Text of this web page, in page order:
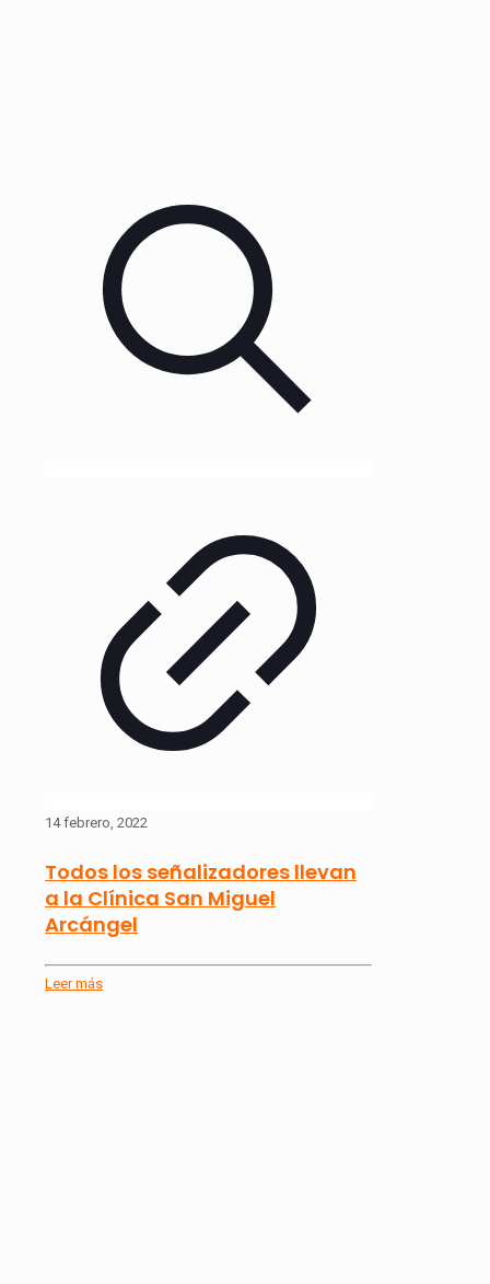
14 febrero, 2022
Todos los señalizadores llevan
a la Clínica San Miguel
Arcángel
Leer más